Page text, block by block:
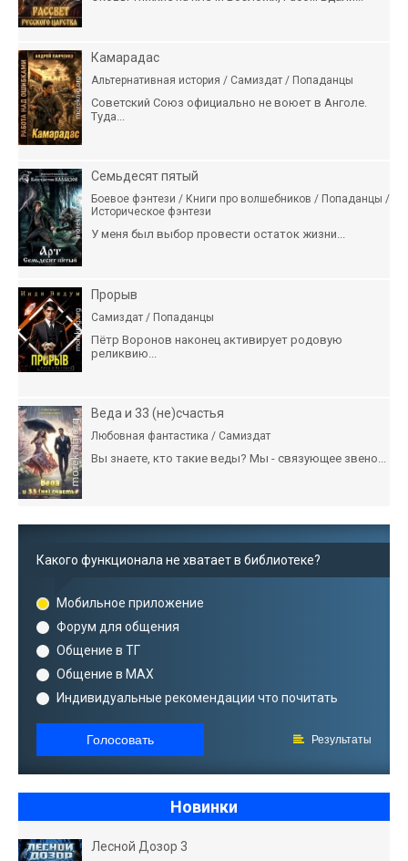
Камарадас
Альтернативная история / Самиздат / Попаданцы
Советский Союз официально не воюет в Анголе.
Туда...
Семьдесят пятый
Боевое фэнтези / Книги про волшебников / Попаданцы /
Историческое фэнтези
У меня был выбор провести остаток жизни...
Прорыв
Самиздат / Попаданцы
Пётр Воронов наконец активирует родовую
реликвию...
Веда и 33 (не)счастья
Любовная фантастика / Самиздат
Вы знаете, кто такие веды? Мы - связующее звено...
Какого функционала не хватает в библиотеке?
Мобильное приложение
Форум для общения
Общение в ТГ
Общение в MAX
Индивидуальные рекомендации что почитать
Голосовать Результаты
Новинки
Лесной Дозор 3